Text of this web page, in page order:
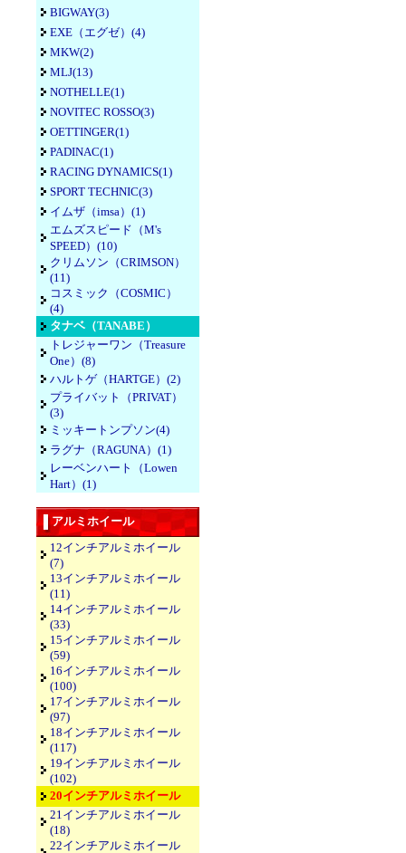
BIGWAY(3)
EXE（エグゼ）(4)
MKW(2)
MLJ(13)
NOTHELLE(1)
NOVITEC ROSSO(3)
OETTINGER(1)
PADINAC(1)
RACING DYNAMICS(1)
SPORT TECHNIC(3)
イムザ（imsa）(1)
エムズスピード（M's
SPEED）(10)
クリムソン（CRIMSON）
(11)
コスミック（COSMIC）
(4)
タナベ（TANABE）
トレジャーワン（Treasure
One）(8)
ハルトゲ（HARTGE）(2)
プライバット（PRIVAT）
(3)
ミッキートンプソン(4)
ラグナ（RAGUNA）(1)
レーベンハート（Lowen
Hart）(1)
アルミホイール
12インチアルミホイール
(7)
13インチアルミホイール
(11)
14インチアルミホイール
(33)
15インチアルミホイール
(59)
16インチアルミホイール
(100)
17インチアルミホイール
(97)
18インチアルミホイール
(117)
19インチアルミホイール
(102)
20インチアルミホイール
21インチアルミホイール
(18)
22インチアルミホイール